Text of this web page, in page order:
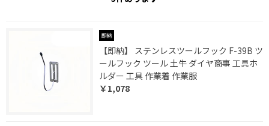
【即納】 ステンレスツールフック F-39B ツ
ールフック ツール 土牛 ダイヤ商事 工具ホ
ルダー 工具 作業着 作業服
￥1,078